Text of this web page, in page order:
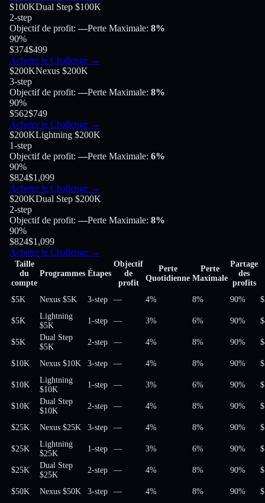
$100KDual Step $100K
2-step
Objectif de profit:—Perte Maximale: 8%
90%
$374$499
Acheter le Challenge →
$200KNexus $200K
3-step
Objectif de profit:—Perte Maximale: 8%
90%
$562$749
Acheter le Challenge →
$200KLightning $200K
1-step
Objectif de profit:—Perte Maximale: 6%
90%
$824$1,099
Acheter le Challenge →
$200KDual Step $200K
2-step
Objectif de profit:—Perte Maximale: 8%
90%
$824$1,099
Acheter le Challenge →
Taille
du
compte
Programmes Étapes
Objectif
de
profit
Perte
Quotidienne
Perte
Maximale
Partage
des
profits
$5K
Nexus $5K 3-step — 4% 8% 90%
$5K
Lightning
$5K
1-step — 3% 6% 90%
$5K
Dual Step
$5K
2-step — 4% 8% 90%
$10K Nexus $10K 3-step — 4% 8% 90%
$10K
Lightning
$10K
1-step — 3% 6% 90%
$10K
Dual Step
$10K
2-step — 4% 8% 90%
$25K Nexus $25K 3-step — 4% 8% 90%
$25K
Lightning
$25K
1-step — 3% 6% 90%
$25K
Dual Step
$25K
2-step — 4% 8% 90%
$50K Nexus $50K 3-step — 4% 8% 90%